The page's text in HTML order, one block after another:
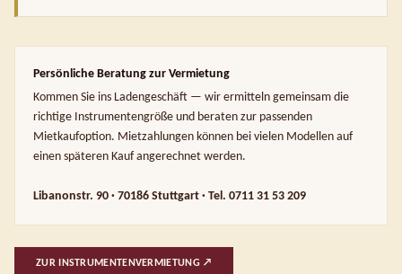
Persönliche Beratung zur Vermietung
Kommen Sie ins Ladengeschäft — wir ermitteln gemeinsam die
richtige Instrumentengröße und beraten zur passenden
Mietkaufoption. Mietzahlungen können bei vielen Modellen auf
einen späteren Kauf angerechnet werden.
Libanonstr. 90 · 70186 Stuttgart · Tel. 0711 31 53 209
ZUR INSTRUMENTENVERMIETUNG ↗